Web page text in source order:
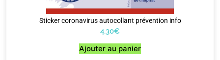
Sticker coronavirus autocollant prévention info
4,30€
Ajouter au panier